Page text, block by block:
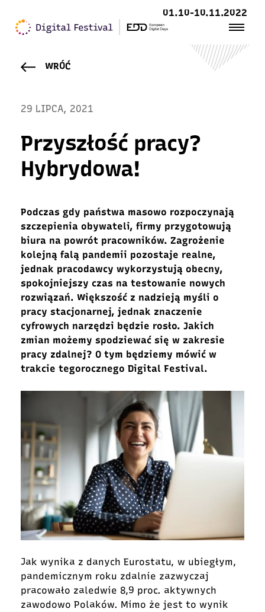
01.10-10.11.2022
WRÓĆ
29 LIPCA, 2021
Przyszłość pracy?
Hybrydowa!
Podczas gdy państwa masowo rozpoczynają
szczepienia obywateli, firmy przygotowują
biura na powrót pracowników. Zagrożenie
kolejną falą pandemii pozostaje realne,
jednak pracodawcy wykorzystują obecny,
spokojniejszy czas na testowanie nowych
rozwiązań. Większość z nadzieją myśli o
pracy stacjonarnej, jednak znaczenie
cyfrowych narzędzi będzie rosło. Jakich
zmian możemy spodziewać się w zakresie
pracy zdalnej? O tym będziemy mówić w
trakcie tegorocznego Digital Festival.
Jak wynika z danych Eurostatu, w ubiegłym,
pandemicznym roku zdalnie zazwyczaj
pracowało zaledwie 8,9 proc. aktywnych
zawodowo Polaków. Mimo że jest to wynik